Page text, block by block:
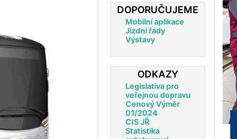
DOPORUČUJEME
Mobilní aplikace
Jízdní řády
Výstavy
ODKAZY
Legislativa pro
veřejnou dopravu
Cenový Výměr
01/2024
CIS JŘ
Statistika